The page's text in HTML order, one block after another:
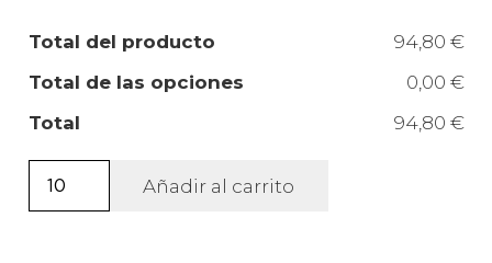
Total del producto
94,80 €
Total de las opciones
0,00 €
Total
94,80 €
Bolsa
Añadir al carrito